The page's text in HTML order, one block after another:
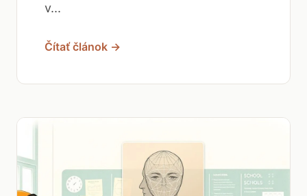
v...
Čítať článok →